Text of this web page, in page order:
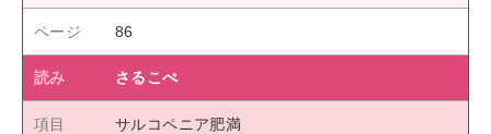
86
さるこぺ
サルコペニア肥満